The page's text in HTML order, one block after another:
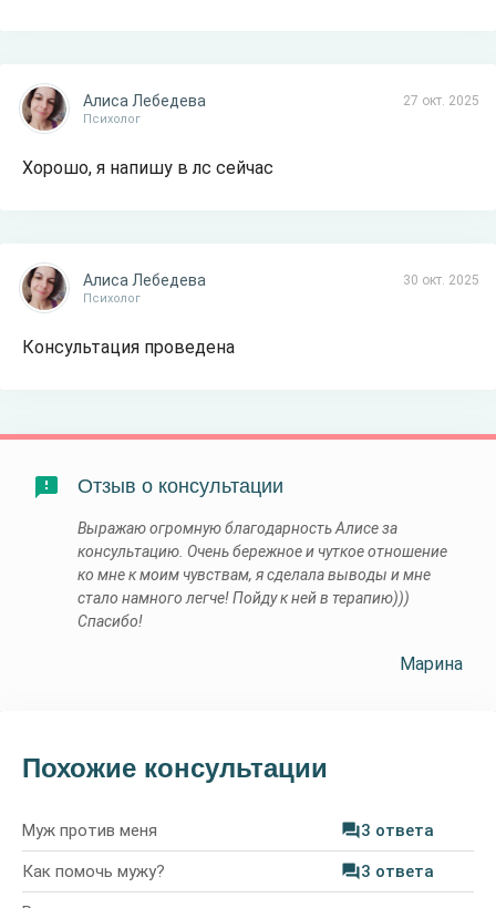
27 окт. 2025
Алиса Лебедева
Психолог
Хорошо, я напишу в лс сейчас
30 окт. 2025
Алиса Лебедева
Психолог
Консультация проведена
Отзыв о консультации
Выражаю огромную благодарность Алисе за
консультацию. Очень бережное и чуткое отношение
ко мне к моим чувствам, я сделала выводы и мне
стало намного легче! Пойду к ней в терапию)))
Спасибо!
Марина
Похожие консультации
Муж против меня 3 ответа
Как помочь мужу? 3 ответа